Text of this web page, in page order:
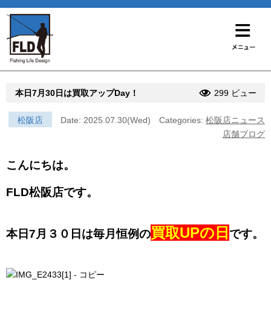
本日7月30日は買取アップDay！ 299 ビュー
松阪店 Date: 2025.07.30(Wed) Categories: 松阪店ニュース
店舗ブログ
こんにちは。
FLD松阪店です。
本日7月３０日は毎月恒例の買取UPの日 です。